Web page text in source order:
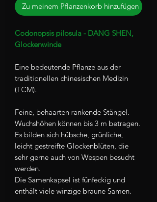
Zu meinem Pflanzenkorb hinzufügen
Codonopsis pilosula - DANG SHEN,
Glockenwinde
Eine bedeutende Pflanze aus der
traditionellen chinesischen Medizin
(TCM).
Feine, behaarten rankende Stängel.
Wuchshöhen können bis 3 m betragen.
Es bilden sich hübsche, grünliche,
leicht gestreifte Glockenblüten, die
sehr gerne auch von Wespen besucht
werden.
Die Samenkapsel ist fünfeckig und
enthält viele winzige braune Samen.